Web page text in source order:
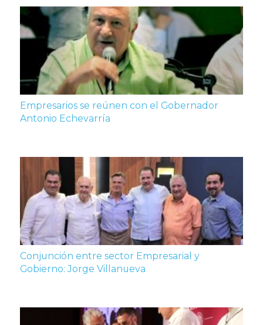
Empresarios se reúnen con el Gobernador
Antonio Echevarría
Conjunción entre sector Empresarial y
Gobierno: Jorge Villanueva